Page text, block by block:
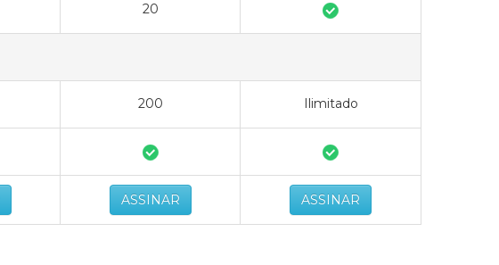
20
200 Ilimitado
ASSINAR ASSINAR